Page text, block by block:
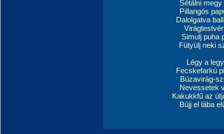
Sétálni
Pillangós
Dalolgatva
Simulj puha
Fütyülj neki
Légy a
Fecskefarkú
Búzavirág-
Nevessetek
Kakukkfű az
Bújj el lába